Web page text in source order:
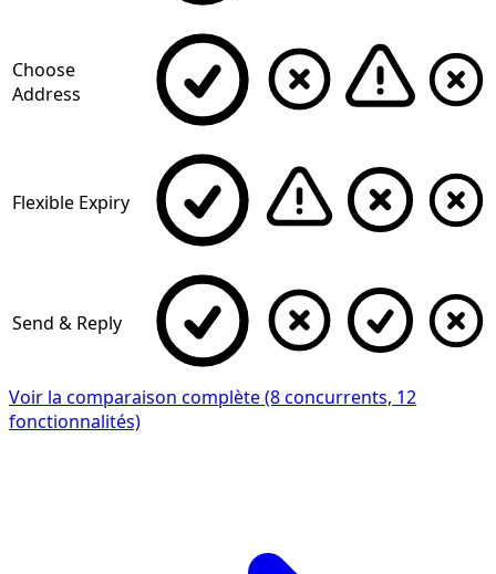
Choose
Address
Flexible Expiry
Send & Reply
Voir la comparaison complète (8 concurrents, 12
fonctionnalités)